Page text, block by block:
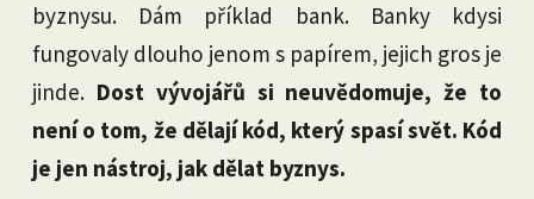
byznysu. Dám příklad bank. Banky kdysi
fungovaly dlouho jenom s papírem, jejich gros je
jinde. Dost vývojářů si neuvědomuje, že to
není o tom, že dělají kód, který spasí svět. Kód
je jen nástroj, jak dělat byznys.